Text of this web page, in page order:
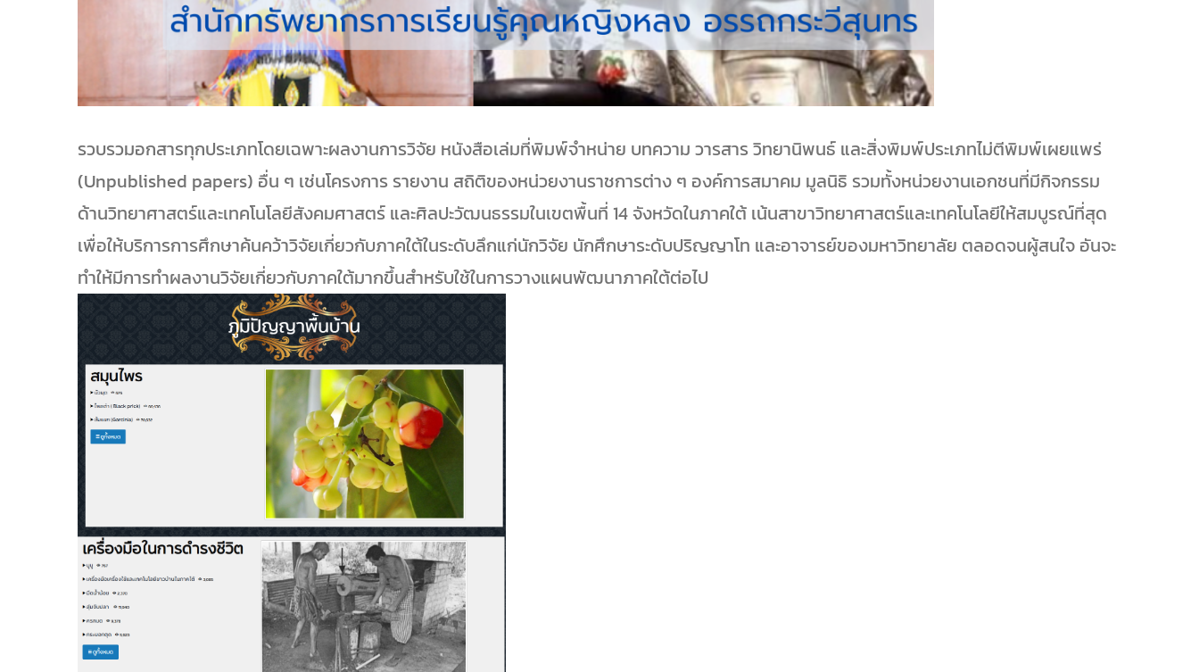
รวบรวมอกสารทุกประเภทโดยเฉพาะผลงานการวิจัย หนังสือเล่มที่พิมพ์จำหน่าย บทความ วารสาร วิทยานิพนธ์ และสิ่งพิมพ์ประเภทไม่ตีพิมพ์เผยแพร่
(Unpublished papers) อื่น ๆ เช่นโครงการ รายงาน สถิติของหน่วยงานราชการต่าง ๆ องค์การสมาคม มูลนิธิ รวมทั้งหน่วยงานเอกชนที่มีกิจกรรม
ด้านวิทยาศาสตร์และเทคโนโลยีสังคมศาสตร์ และศิลปะวัฒนธรรมในเขตพื้นที่ 14 จังหวัดในภาคใต้ เน้นสาขาวิทยาศาสตร์และเทคโนโลยีให้สมบูรณ์ที่สุด
เพื่อให้บริการการศึกษาค้นคว้าวิจัยเกี่ยวกับภาคใต้ในระดับลึกแก่นักวิจัย นักศึกษาระดับปริญญาโท และอาจารย์ของมหาวิทยาลัย ตลอดจนผู้สนใจ อันจะ
ทำให้มีการทำผลงานวิจัยเกี่ยวกับภาคใต้มากขึ้นสำหรับใช้ในการวางแผนพัฒนาภาคใต้ต่อไป